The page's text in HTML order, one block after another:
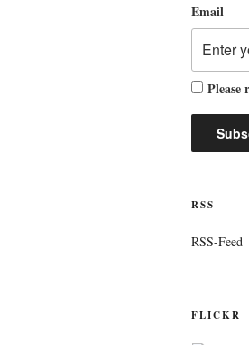
Email
RSS
RSS-Feed
FLICKR